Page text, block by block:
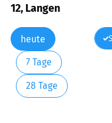
12, Langen
heute
7 Tage
28 Tage